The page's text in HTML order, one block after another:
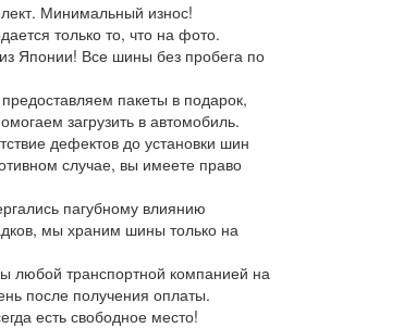
Минимальный износ!
только то, что на фото.
Японии! Все шины без пробега по
пакеты в подарок,
загрузить в автомобиль.
дефектов до установки шин
случае, вы имеете право
пагубному влиянию
мы храним шины только на
любой транспортной компанией на
после получения оплаты.
есть свободное место!